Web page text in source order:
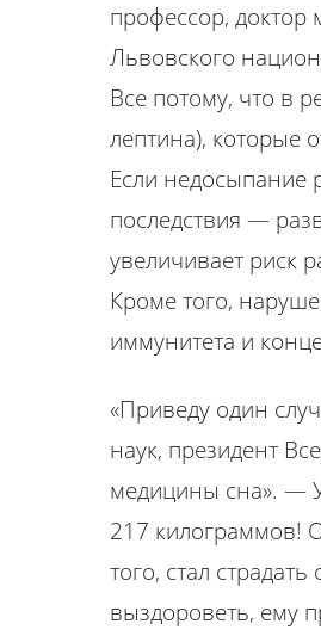
профессор,
Львовского
Все потому, что в
лептина), которые
Если недосыпание
последствия —
увеличивает риск
Кроме того,
иммунитета и
«Приведу один
наук, президент
медицины сна». —
217 килограммов!
того, стал
выздороветь, ему